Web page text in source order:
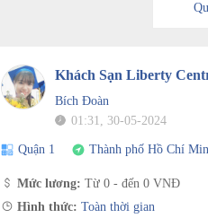
Khách Sạn Liberty
Bích Đoàn
01:31, 30-05-2024
Quận 1 Thành phố Hồ Chí
Mức lương: Từ 0 - đến 0 VNĐ
Hình thức: Toàn thời gian